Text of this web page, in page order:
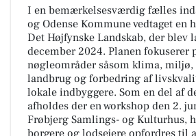
I en bemærkelsesværdig fælles
og Odense Kommune vedtaget en
Det Højfynske Landskab, der blev
december 2024. Planen fokuserer
nøgleområder såsom klima, miljø,
landbrug og forbedring af
lokale indbyggere. Som en del af
afholdes der en workshop den 2.
Frøbjerg Samlings- og Kulturhus,
borgere og lodsejere opfordres til